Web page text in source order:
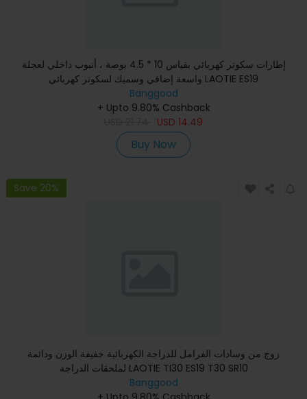
إطارات سكوتر كهربائي بقياس 10 * 4.5 بوصة ، أنبوب داخلي لعجلة
واسعة إضافي وسميك لسكوتر كهربائي LAOTIE ES19
Banggood
+ Upto 9.80% Cashback
USD 14.49
Buy Now
Save 20%
زوج من وسادات الفرامل للدراجة الكهربائية خفيفة الوزن ودائمة
لملحقات الدراجة LAOTIE TI30 ES19 T30 SR10
Banggood